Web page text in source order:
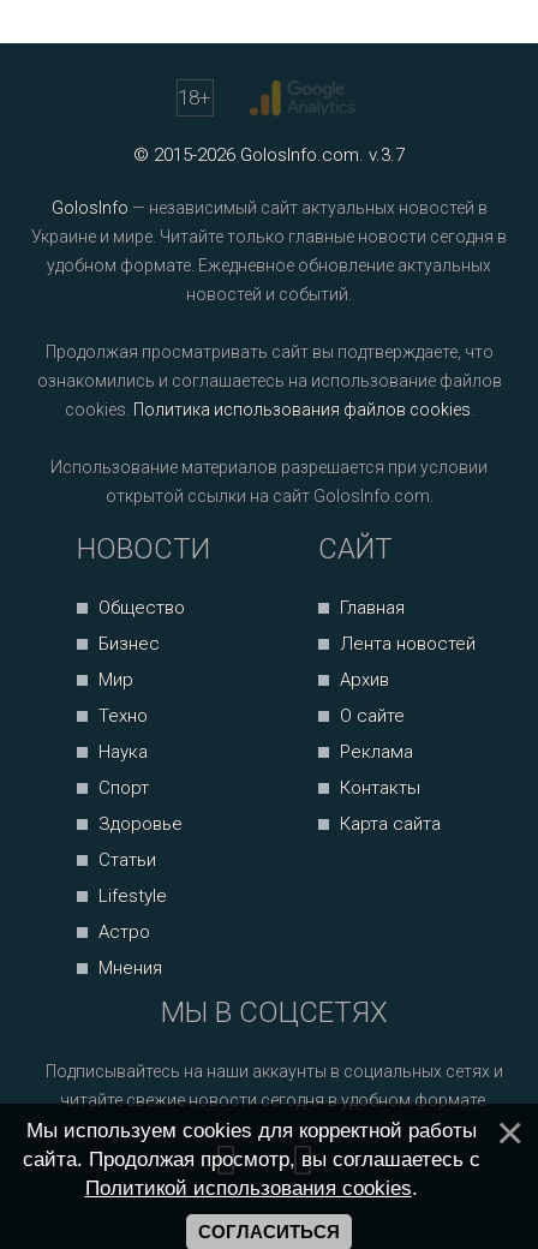
18+
© 2015-2026 GolosInfo.com. v.3.7
GolosInfo — независимый сайт актуальных новостей в
Украине и мире. Читайте только главные новости сегодня в
удобном формате. Ежедневное обновление актуальных
новостей и событий.
Продолжая просматривать сайт вы подтверждаете, что
ознакомились и соглашаетесь на использование файлов
cookies. Политика использования файлов cookies
Использование материалов разрешается при условии
открытой ссылки на сайт GolosInfo.com.
НОВОСТИ
Общество
Бизнес
Мир
Техно
Наука
Спорт
Здоровье
Статьи
Lifestyle
Астро
Мнения
САЙТ
Главная
Лента новостей
Архив
О сайте
Реклама
Контакты
Карта сайта
МЫ В СОЦСЕТЯХ
Подписывайтесь на наши аккаунты в социальных сетях и
читайте свежие новости сегодня в удобном формате.
Мы используем cookies для корректной работы
сайта. Продолжая просмотр, вы соглашаетесь с
Политикой использования cookies.
СОГЛАСИТЬСЯ